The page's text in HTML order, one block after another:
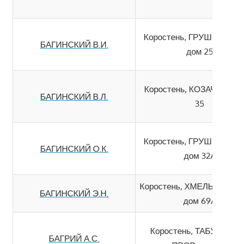
БАГИНСКИЙ В.И.
Коростень,
дом 25
БАГИНСКИЙ В.Л.
Коростень,
35
БАГИНСКИЙ О.К.
Коростень,
дом 32А
БАГИНСКИЙ Э.Н.
Коростень,
дом 69А
БАГРИЙ А.С.
Коростень,